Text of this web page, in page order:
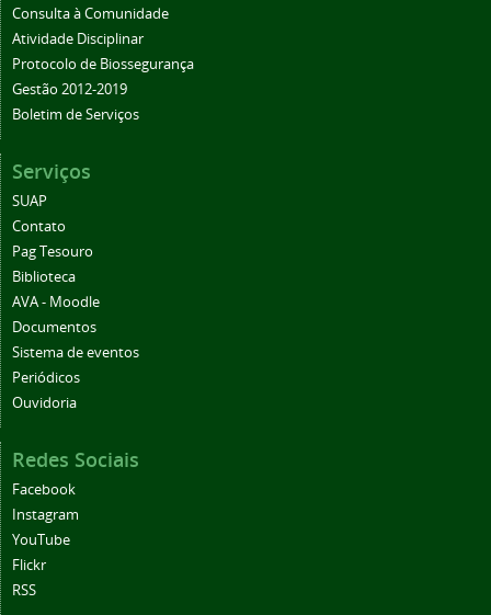
Consulta à Comunidade
Atividade Disciplinar
Protocolo de Biossegurança
Gestão 2012-2019
Boletim de Serviços
Serviços
SUAP
Contato
Pag Tesouro
Biblioteca
AVA - Moodle
Documentos
Sistema de eventos
Periódicos
Ouvidoria
Redes Sociais
Facebook
Instagram
YouTube
Flickr
RSS